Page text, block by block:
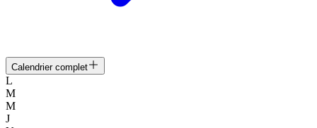
Calendrier complet
L
M
M
J